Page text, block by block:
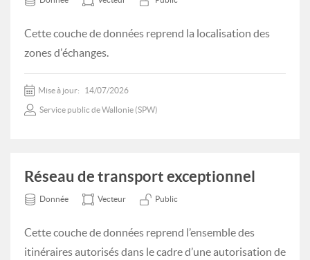
Cette couche de données reprend la localisation des
zones d'échanges.
Mise à jour: 14/07/2026
Service public de Wallonie (SPW)
Réseau de transport exceptionnel
Donnée Vecteur Public
Cette couche de données reprend l’ensemble des
itinéraires autorisés dans le cadre d’une autorisation de